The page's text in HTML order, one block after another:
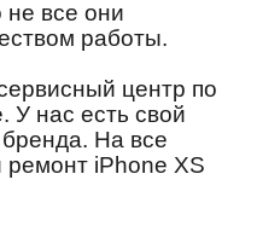
не все они
работы.
центр по
У нас есть свой
бренда. На все
iPhone XS